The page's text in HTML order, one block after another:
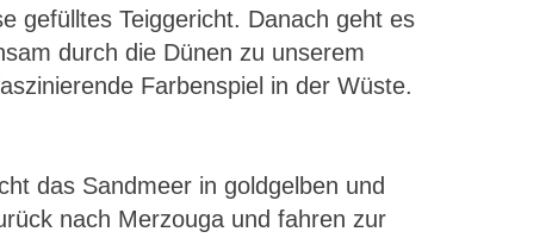
gefülltes Teiggericht. Danach geht es
durch die Dünen zu unserem
Farbenspiel in der Wüste.
das Sandmeer in goldgelben und
nach Merzouga und fahren zur